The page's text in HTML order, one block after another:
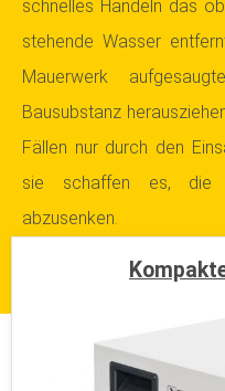
schnelles Handeln das
stehende Wasser
Mauerwerk
Bausubstanz
Fällen nur durch den
sie schaffen es, die
abzusenken.